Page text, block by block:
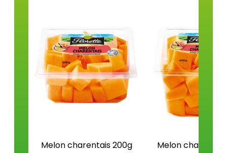
Protéines (g)
0,9
Sel (g)
0,0
Melon charentais 200g Melon